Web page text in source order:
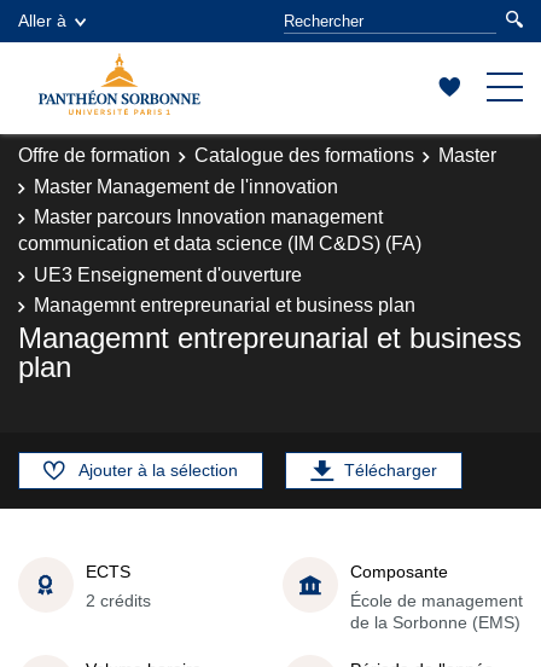
Aller à
Offre de formation Catalogue des formations
Master
Master Management de l'innovation
Master parcours Innovation management
communication et data science (IM C&DS) (FA)
UE3 Enseignement d'ouverture
Managemnt entrepreunarial et business plan
Managemnt entrepreunarial et business
plan
Ajouter à la sélection Télécharger
ECTS
2 crédits
Composante
École de management
de la Sorbonne (EMS)